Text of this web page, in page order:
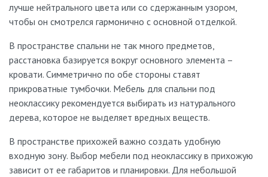
лучше нейтрального цвета или со сдержанным узором,
чтобы он смотрелся гармонично с основной отделкой.
В пространстве спальни не так много предметов,
расстановка базируется вокруг основного элемента –
кровати. Симметрично по обе стороны ставят
прикроватные тумбочки. Мебель для спальни под
неоклассику рекомендуется выбирать из натурального
дерева, которое не выделяет вредных веществ.
В пространстве прихожей важно создать удобную
входную зону. Выбор мебели под неоклассику в прихожую
зависит от ее габаритов и планировки. Для небольшой